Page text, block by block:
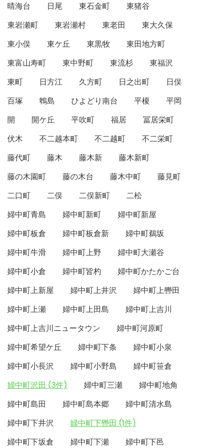
晴海台 日尾 東石金町
東猪谷
東岩瀬町
東岩瀬村 東老田
東大久保
東小俣
東ケ丘 東黒牧
東田地方町
東富山寿町
東中野町 東流杉
東福沢
東町
日方江 久方町 日之出町
日俣
百塚
鵯島 ひよどり南台 平榎
平岡
開
開ケ丘 平吹町 福居
冨居栄町
伏木
不二越本町 不二越町
不二栄町
藤代町
藤木 藤木新
藤木新町
藤の木園町
藤の木台 藤木中町
藤見町
二口町
二俣 二俣新町
二松
婦中町青島
婦中町新町
婦中町新屋
婦中町板倉
婦中町板倉新
婦中町鵜坂
婦中町牛滑
婦中町上野
婦中町大瀬谷
婦中町小倉
婦中町皆杓
婦中町かたかご台
婦中町上新屋
婦中町上井沢
婦中町上轡田
婦中町上瀬
婦中町上田島
婦中町上吉川
婦中町上吉川ニュータウン
婦中町河原町
婦中町希望ケ丘
婦中町下条
婦中町小泉
婦中町小長沢
婦中町小野島
婦中町笹倉
婦中町沢田 (3件)
婦中町三瀬
婦中町地角
婦中町島田
婦中町島本郷
婦中町清水島
婦中町下井沢
婦中町下轡田 (1件)
婦中町下坂倉
婦中町下瀬
婦中町下邑